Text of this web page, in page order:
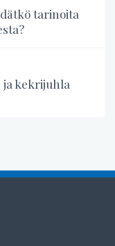
tarinoita
ja kekrijuhla